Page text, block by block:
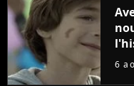
48
6